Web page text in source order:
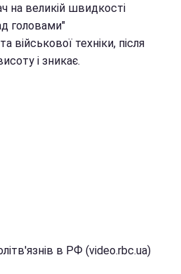
на великій швидкості
головами"
військової техніки, після
і зникає.
в РФ (video.rbc.ua)